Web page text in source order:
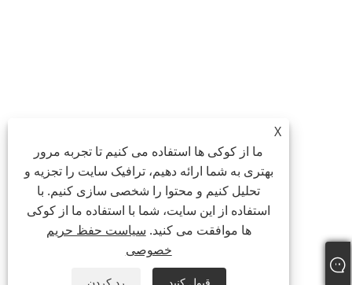
X
ما از کوکی ها استفاده می کنیم تا تجربه مرور
بهتری به شما ارائه دهیم، ترافیک سایت را تجزیه و
تحلیل کنیم و محتوا را شخصی سازی کنیم. با
استفاده از این سایت، شما با استفاده ما از کوکی
ها موافقت می کنید. سیاست حفظ حریم
خصوصی